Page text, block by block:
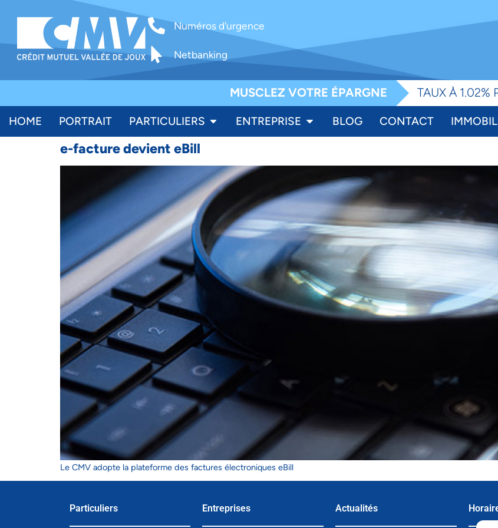
Numéros d'urgence
Netbanking
MUSCLEZ VOTRE ÉPARGNE TAUX À 1.02%
HOME PORTRAIT PARTICULIERS ENTREPRISE BLOG CONTACT
e-facture devient eBill
Le CMV adopte la plateforme des factures électroniques eBill
Particuliers Entreprises Actualités